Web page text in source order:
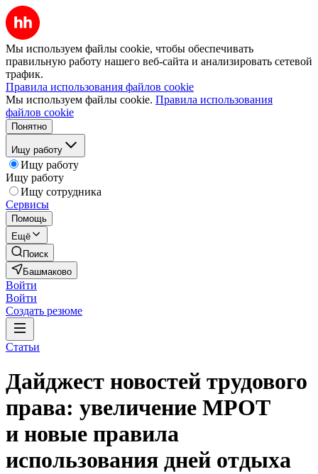
Мы используем файлы cookie, чтобы обеспечивать
правильную работу нашего веб-сайта и анализировать сетевой
трафик.
Правила использования файлов cookie
Мы используем файлы cookie. Правила использования
файлов cookie
Понятно
Ищу работу
Ищу работу
Ищу работу
Ищу сотрудника
Сервисы
Помощь
Ещё
Поиск
Башмаково
Войти
Войти
Создать резюме
Статьи
Дайджест новостей трудового
права: увеличение МРОТ
и новые правила
использования дней отдыха